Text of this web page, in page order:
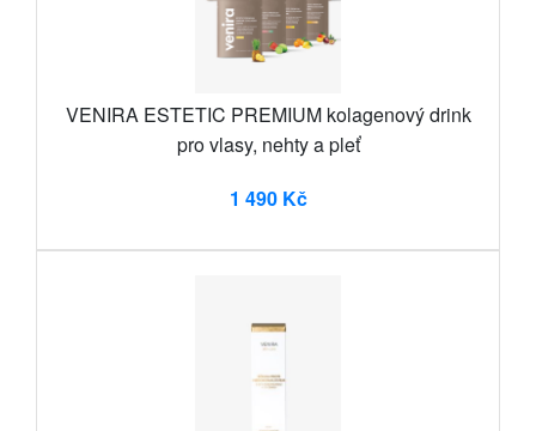
VENIRA ESTETIC PREMIUM kolagenový drink
pro vlasy, nehty a pleť
1 490 Kč